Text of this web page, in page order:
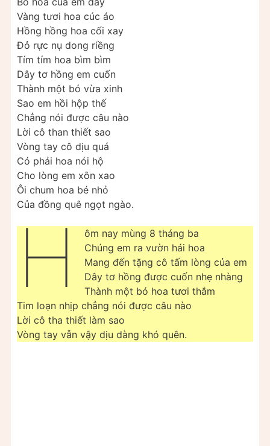
Vàng tươi hoa cúc áo
Hồng hồng hoa cối xay
Đỏ rực nụ dong riềng
Tím tím hoa bìm bìm
Dây tơ hồng em cuốn
Thành một bó vừa xinh
Sao em hồi hộp thế
Chẳng nói được câu nào
Lời cô than thiết sao
Vòng tay cô dịu quá
Có phải hoa nói hộ
Cho lòng em xôn xao
Ôi chum hoa bé nhỏ
Của đồng quê ngọt ngào.
H
ôm nay mùng 8 tháng ba
Chúng em ra vườn hái hoa
Mang đến tặng cô tấm lòng của em
Dây tơ hồng được cuốn nhẹ nhàng
Thành một bó hoa tươi thắm
Tim loạn nhịp chẳng nói được câu nào
Lời cô tha thiết làm sao
Vòng tay vẫn vậy dịu dàng khó quên.